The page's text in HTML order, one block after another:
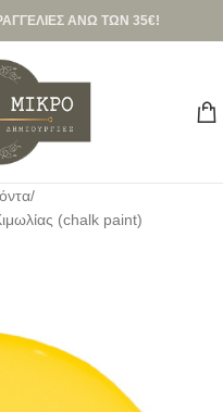
ΑΝΩ ΤΩΝ 35€!
/
(chalk paint)